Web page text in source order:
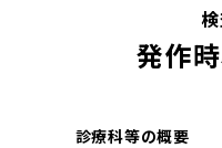
発作
診療科等の概要